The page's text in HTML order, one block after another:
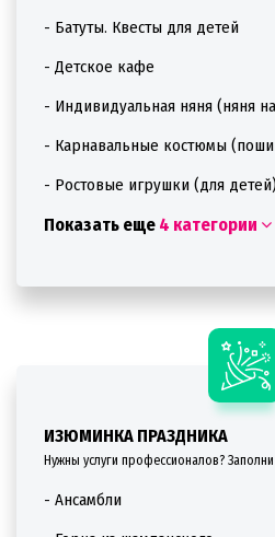
- Батуты. Квесты для детей
- Детское кафе
- Индивидуальная няня (няня
- Карнавальные костюмы
- Ростовые игрушки (для детей)
Показать еще 4 категории
ИЗЮМИНКА ПРАЗДНИКА
Нужны услуги профессионалов?
- Ансамбли